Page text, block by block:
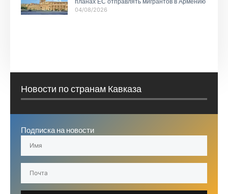
04/08/2026
Новости по странам Кавказа
Подписка на новости